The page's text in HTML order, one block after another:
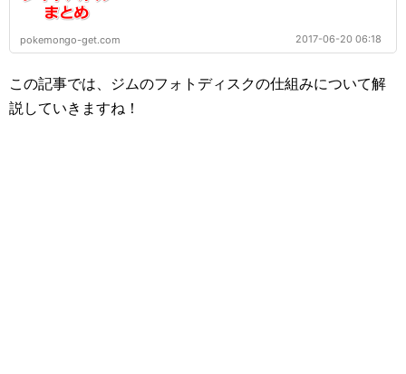
pokemongo-get.com 2017-06-20 06:18
この記事では、ジムのフォトディスクの仕組みについて解
説していきますね！